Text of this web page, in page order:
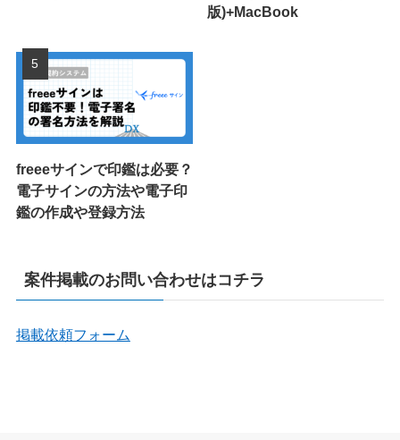
版)+MacBook
freeeサインで印鑑は必要？
電子サインの方法や電子印
鑑の作成や登録方法
案件掲載のお問い合わせはコチラ
掲載依頼フォーム